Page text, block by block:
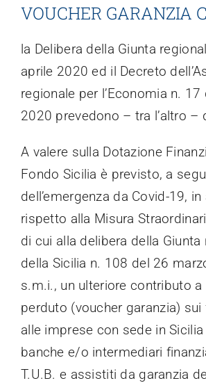
VOUCHER GARANZIA
la Delibera della Giunta
aprile 2020 ed il Decreto
regionale per l’Economia n.
2020 prevedono – tra l’altro –
A valere sulla Dotazione
Fondo Sicilia è previsto, a
dell’emergenza da Covid-19,
rispetto alla Misura
di cui alla delibera della Giunta
della Sicilia n. 108 del 26
s.m.i., un ulteriore contributo a
perduto (voucher garanzia) sui
alle imprese con sede in
banche e/o intermediari
T.U.B. e assistiti da garanzia